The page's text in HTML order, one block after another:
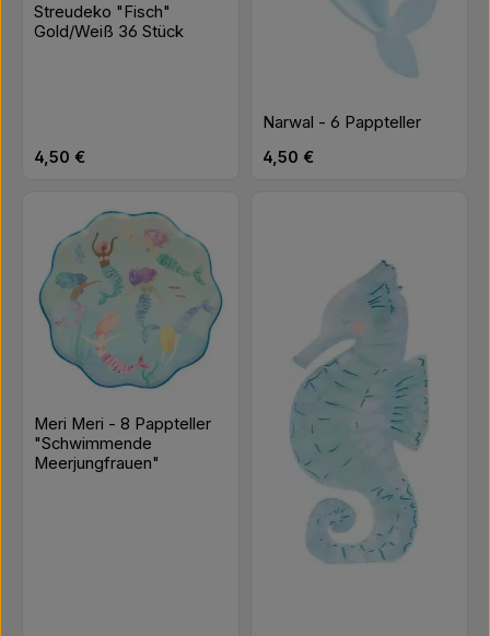
Streudeko "Fisch"
Gold/Weiß 36 Stück
Regulärer Preis:
4,50 €
Narwal - 6 Pappteller
Regulärer Preis:
4,50 €
Meri Meri - 8 Pappteller
"Schwimmende
Meerjungfrauen"